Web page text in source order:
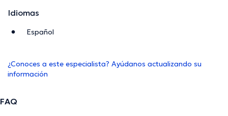
Idiomas
Español
¿Conoces a este especialista? Ayúdanos actualizando su
información
FAQ